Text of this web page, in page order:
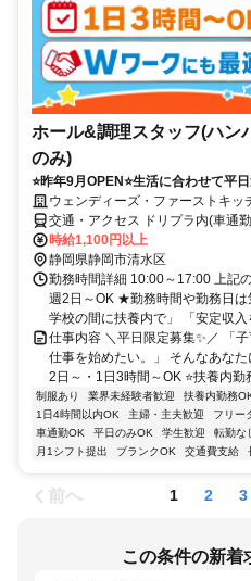
ホール&調理スタッフ(ハン
のみ)
⭐昨年9月OPEN⭐生活に合わせて平
ウェンディーズ・ファーストキ
交通・アクセス ドリプラ内(車通
時給1,100円以上
静岡県静岡市清水区
勤務時間詳細 10:00～17:00 上記
週2日～OK ★勤務時間や勤務日
学校の間に扶養内で」 「安定収
仕事内容 ＼平日限定募集✨／ 「
仕事を始めたい。」 そんなあなた
2日～・1日3時間～OK ⭐扶養内
制服あり 業界未経験者歓迎 扶養内勤務
1日4時間以内OK
主婦・主夫歓迎 フリー
車通勤OK
平日のみOK 学生歓迎 転勤なし
月1シフト提出
ブランクOK 交通費支給
前へ 1 2 3
この条件の新着